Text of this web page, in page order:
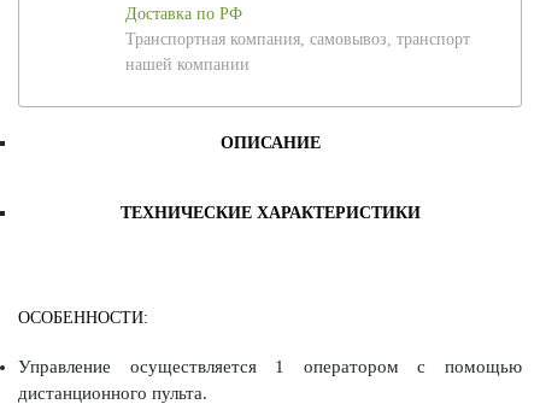
Доставка по РФ
Транспортная компания, самовывоз, транспорт
нашей компании
ОПИСАНИЕ
ТЕХНИЧЕСКИЕ ХАРАКТЕРИСТИКИ
ОСОБЕННОСТИ:
Управление осуществляется 1 оператором с помощью
дистанционного пульта.